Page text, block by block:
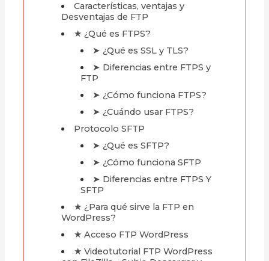
Características, ventajas y
Desventajas de FTP
★ ¿Qué es FTPS?
➤ ¿Qué es SSL y TLS?
➤ Diferencias entre FTPS y
FTP
➤ ¿Cómo funciona FTPS?
➤ ¿Cuándo usar FTPS?
Protocolo SFTP
➤ ¿Qué es SFTP?
➤ ¿Cómo funciona SFTP
➤ Diferencias entre FTPS Y
SFTP
★ ¿Para qué sirve la FTP en
WordPress?
★ Acceso FTP WordPress
★ Videotutorial FTP WordPress